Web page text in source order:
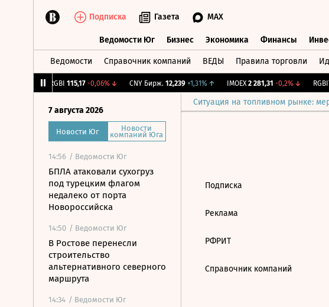
Подписка Газета MAX
Ведомости Юг Бизнес Экономика Финансы
Ведомости Справочник компаний ВЕДЫ Правила торговли
RGBI 115,17 -0,06%↓ CNY Бирж. 12,239 +1,31%↑ IMOEX 2 281,31 -0,2%↓
Ситуация на топливном рынке:
7 августа 2026
Новости Юг Новости
компаний Юга
14:56 / Ведомости Юг
БПЛА атаковали сухогруз
под турецким флагом
недалеко от порта
Новороссийска
14:50 / Ведомости Юг
В Ростове перенесли
строительство
альтернативного северного
маршрута
14:34 / Ведомости Юг
Подписка
Реклама
РФРИТ
Справочник компаний